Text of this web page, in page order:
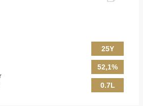
25Y
52,1%
0.7L